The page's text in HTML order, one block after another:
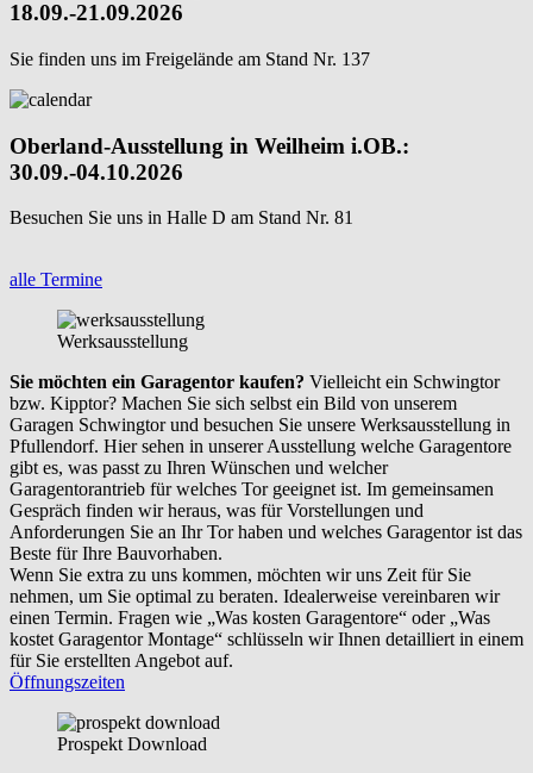
18.09.-21.09.2026
Sie finden uns im Freigelände am Stand Nr. 137
Oberland-Ausstellung in Weilheim i.OB.:
30.09.-04.10.2026
Besuchen Sie uns in Halle D am Stand Nr. 81
alle Termine
Werksausstellung
Sie möchten ein Garagentor kaufen? Vielleicht ein Schwingtor
bzw. Kipptor? Machen Sie sich selbst ein Bild von unserem
Garagen Schwingtor und besuchen Sie unsere Werksausstellung in
Pfullendorf. Hier sehen in unserer Ausstellung welche Garagentore
gibt es, was passt zu Ihren Wünschen und welcher
Garagentorantrieb für welches Tor geeignet ist. Im gemeinsamen
Gespräch finden wir heraus, was für Vorstellungen und
Anforderungen Sie an Ihr Tor haben und welches Garagentor ist das
Beste für Ihre Bauvorhaben.
Wenn Sie extra zu uns kommen, möchten wir uns Zeit für Sie
nehmen, um Sie optimal zu beraten. Idealerweise vereinbaren wir
einen Termin. Fragen wie „Was kosten Garagentore“ oder „Was
kostet Garagentor Montage“ schlüsseln wir Ihnen detailliert in einem
für Sie erstellten Angebot auf.
Öffnungszeiten
Prospekt Download